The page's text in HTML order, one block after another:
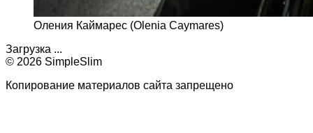
Оления Каймарес (Olenia Caymares)
Загрузка ...
© 2026 SimpleSlim
Копирование материалов сайта запрещено